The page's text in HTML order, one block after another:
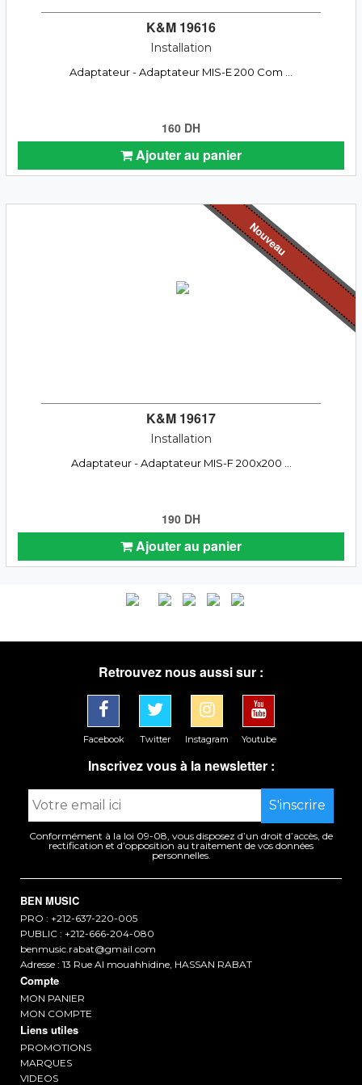
K&M 19616
Installation
Adaptateur - Adaptateur MIS-E 200 Com ...
160 DH
Ajouter au panier
Nouveau
K&M 19617
Installation
Adaptateur - Adaptateur MIS-F 200x200 ...
190 DH
Ajouter au panier
Retrouvez nous aussi sur :
Facebook Twitter Instagram Youtube
Inscrivez vous à la newsletter :
Conformément à la loi 09-08, vous disposez d’un droit d’accès, de
rectification et d’opposition au traitement de vos données
personnelles.
BEN MUSIC
PRO : +212-637-220-005
PUBLIC : +212-666-204-080
benmusic.rabat@gmail.com
Adresse : 13 Rue Al mouahhidine, HASSAN RABAT
Compte
MON PANIER
MON COMPTE
Liens utiles
PROMOTIONS
MARQUES
VIDEOS